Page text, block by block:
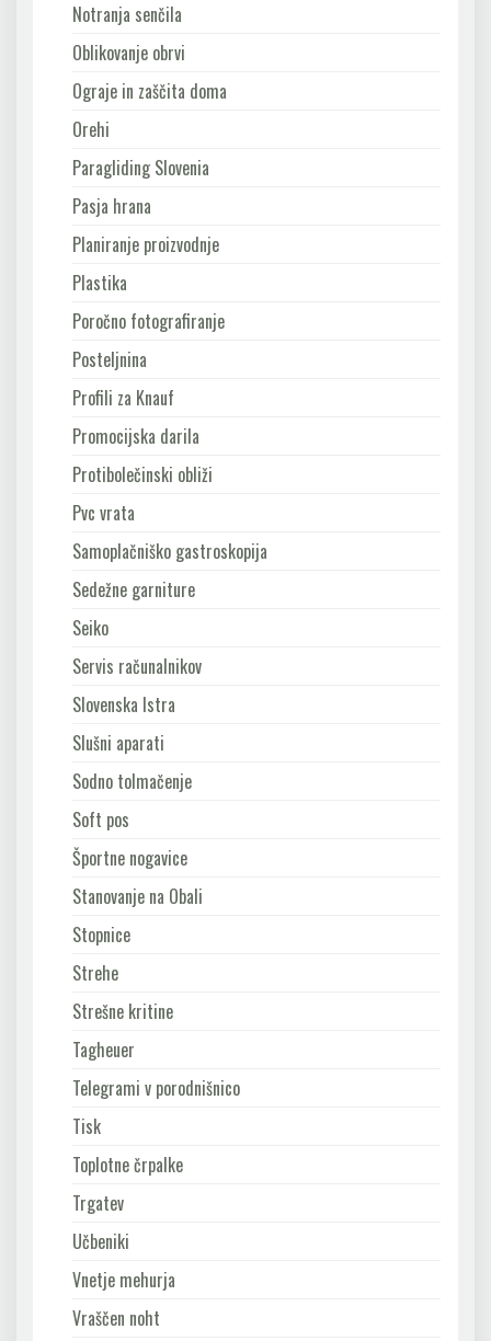
Notranja senčila
Oblikovanje obrvi
Ograje in zaščita doma
Orehi
Paragliding Slovenia
Pasja hrana
Planiranje proizvodnje
Plastika
Poročno fotografiranje
Posteljnina
Profili za Knauf
Promocijska darila
Protibolečinski obliži
Pvc vrata
Samoplačniško gastroskopija
Sedežne garniture
Seiko
Servis računalnikov
Slovenska Istra
Slušni aparati
Sodno tolmačenje
Soft pos
Športne nogavice
Stanovanje na Obali
Stopnice
Strehe
Strešne kritine
Tagheuer
Telegrami v porodnišnico
Tisk
Toplotne črpalke
Trgatev
Učbeniki
Vnetje mehurja
Vraščen noht